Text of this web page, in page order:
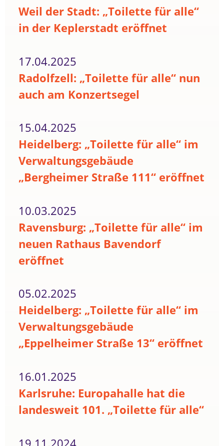
Weil der Stadt: „Toilette für alle“
in der Keplerstadt eröffnet
17.04.2025
Radolfzell: „Toilette für alle“ nun
auch am Konzertsegel
15.04.2025
Heidelberg: „Toilette für alle“ im
Verwaltungsgebäude
„Bergheimer Straße 111“ eröffnet
10.03.2025
Ravensburg: „Toilette für alle“ im
neuen Rathaus Bavendorf
eröffnet
05.02.2025
Heidelberg: „Toilette für alle“ im
Verwaltungsgebäude
„Eppelheimer Straße 13“ eröffnet
16.01.2025
Karlsruhe: Europahalle hat die
landesweit 101. „Toilette für alle“